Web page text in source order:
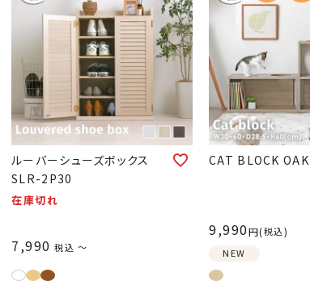
ルーバーシューズボックス
SLR-2P30
在庫切れ
7,990 税込 〜
CAT BLOCK OAK
9,990
税込
NEW